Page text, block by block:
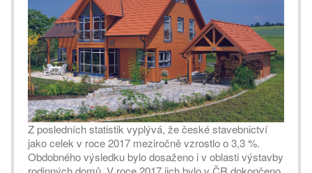
Z posledních statistik vyplývá, že české stavebnictví
jako celek v roce 2017 meziročně vzrostlo o 3,3 %.
Obdobného výsledku bylo dosaženo i v oblasti výstavby